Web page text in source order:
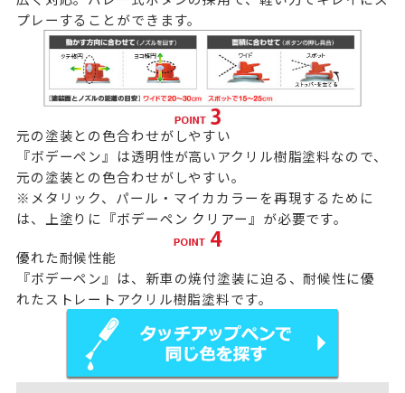
プレーすることができます。
元の塗装との色合わせがしやすい
『ボデーペン』は透明性が高いアクリル樹脂塗料なので、
元の塗装との色合わせがしやすい。
※メタリック、パール・マイカカラーを再現するために
は、上塗りに 『ボデーペン クリアー』 が必要です。
優れた耐候性能
『ボデーペン』は、新車の焼付塗装に迫る、耐候性に優
れたストレートアクリル樹脂塗料です。